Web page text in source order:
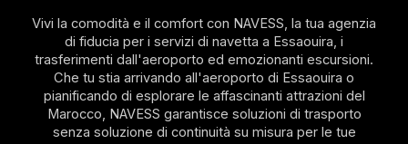
Vivi la comodità e il comfort con NAVESS, la tua agenzia
di fiducia per i servizi di navetta a Essaouira, i
trasferimenti dall'aeroporto ed emozionanti escursioni.
Che tu stia arrivando all'aeroporto di Essaouira o
pianificando di esplorare le affascinanti attrazioni del
Marocco, NAVESS garantisce soluzioni di trasporto
senza soluzione di continuità su misura per le tue